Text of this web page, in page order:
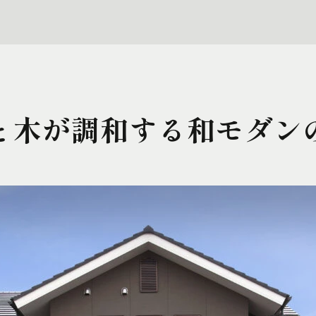
木が調和する和モダン